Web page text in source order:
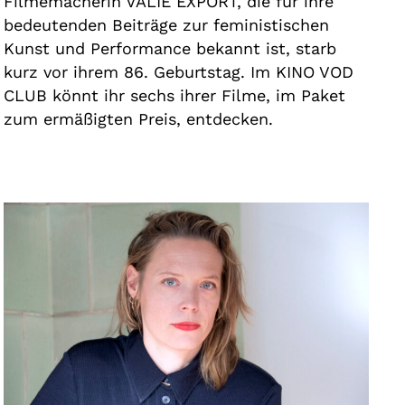
bedeutenden Beiträge zur feministischen
Kunst und Performance bekannt ist, starb
kurz vor ihrem 86. Geburtstag. Im KINO VOD
CLUB könnt ihr sechs ihrer Filme, im Paket
zum ermäßigten Preis, entdecken.